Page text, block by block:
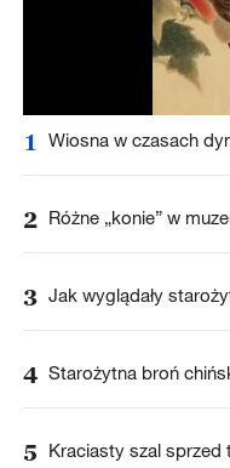
1 Wiosna w czasach
2 Różne „konie” w
3 Jak wyglądały
4 Starożytna broń
5 Kraciasty szal sprzed